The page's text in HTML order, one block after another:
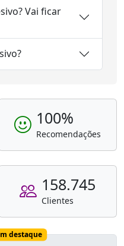
Vai ficar
100%
Recomendações
158.745
Clientes
destaque